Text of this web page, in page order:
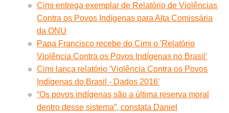
Cimi entrega exemplar de Relatório de Violências
Contra os Povos Indígenas para Alta Comissária
da ONU
Papa Francisco recebe do Cimi o 'Relatório
Violência Contra os Povos Indígenas no Brasil'
Cimi lança relatório 'Violência Contra os Povos
Indígenas do Brasil - Dados 2016'
“Os povos indígenas são a última reserva moral
dentro desse sistema”, constata Daniel